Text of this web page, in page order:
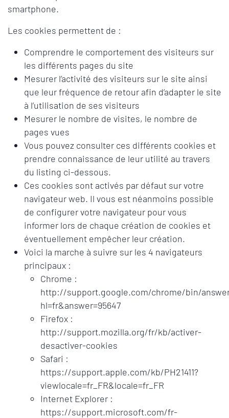
smartphone.
Les cookies permettent de :
Comprendre le comportement des visiteurs sur
les différents pages du site
Mesurer l’activité des visiteurs sur le site ainsi
que leur fréquence de retour afin d’adapter le site
à l’utilisation de ses visiteurs
Mesurer le nombre de visites, le nombre de
pages vues
Vous pouvez consulter ces différents cookies et
prendre connaissance de leur utilité au travers
du listing ci-dessous.
Ces cookies sont activés par défaut sur votre
navigateur web. Il vous est néanmoins possible
de configurer votre navigateur pour vous
informer lors de chaque création de cookies et
éventuellement empêcher leur création.
Voici la marche à suivre sur les 4 navigateurs
principaux :
Chrome :
http://support.google.com/chrome/bin/
hl=fr&answer=95647
Firefox :
http://support.mozilla.org/fr/kb/activer-
desactiver-cookies
Safari :
https://support.apple.com/kb/PH21411?
viewlocale=fr_FR&locale=fr_FR
Internet Explorer :
https://support.microsoft.com/fr-